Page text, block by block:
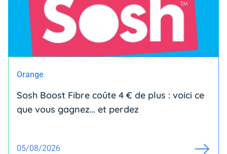
Orange
Sosh Boost Fibre coûte 4 € de plus : voici ce
que vous gagnez… et perdez
05/08/2026